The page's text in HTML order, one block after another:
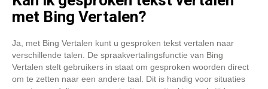
met Bing Vertalen?
Ja, met Bing Vertalen kunt u gesproken tekst vertalen naar
verschillende talen. De spraakvertalingsfunctie van Bing
Vertalen stelt gebruikers in staat om gesproken woorden direct
om te zetten naar een andere taal. Dit is handig voor situaties